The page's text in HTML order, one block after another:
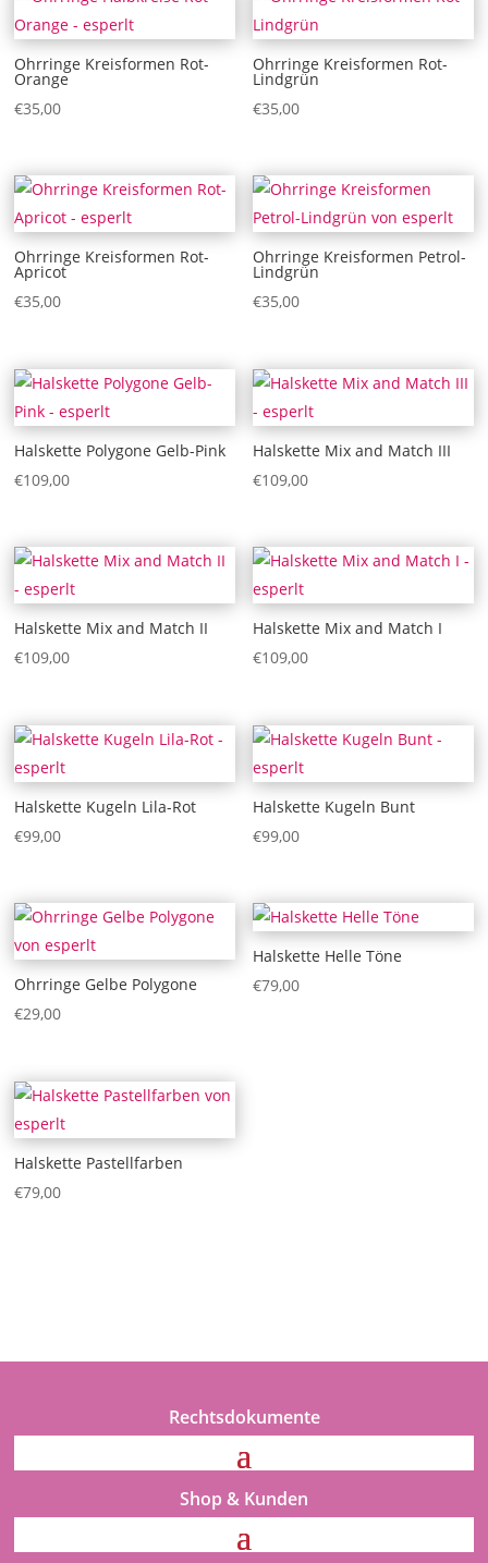
Ohrringe Kreisformen Rot-
Orange
€35,00
Ohrringe Kreisformen Rot-
Lindgrün
€35,00
Ohrringe Kreisformen Rot-
Apricot
€35,00
Ohrringe Kreisformen Petrol-
Lindgrün
€35,00
Halskette Polygone Gelb-Pink
€109,00
Halskette Mix and Match III
€109,00
Halskette Mix and Match II
€109,00
Halskette Mix and Match I
€109,00
Halskette Kugeln Lila-Rot
€99,00
Halskette Kugeln Bunt
€99,00
Ohrringe Gelbe Polygone
€29,00
Halskette Helle Töne
€79,00
Halskette Pastellfarben
€79,00
Rechtsdokumente
Shop & Kunden